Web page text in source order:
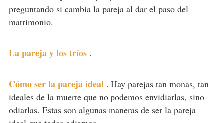
preguntando si cambia la pareja al dar el paso del
matrimonio.
La pareja y los tríos .
Cómo ser la pareja ideal . Hay parejas tan monas, tan
ideales de la muerte que no podemos envidiarlas, sino
odiarlas. Estas son algunas maneras de ser la pareja